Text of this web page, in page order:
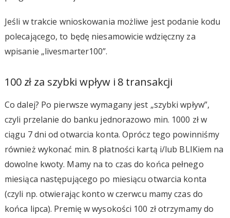
Jeśli w trakcie wnioskowania możliwe jest podanie kodu
polecającego, to będę niesamowicie wdzięczny za
wpisanie „livesmarter100”.
100 zł za szybki wpływ i 8 transakcji
Co dalej? Po pierwsze wymagany jest „szybki wpływ”,
czyli przelanie do banku jednorazowo min. 1000 zł w
ciągu 7 dni od otwarcia konta. Oprócz tego powinniśmy
również wykonać min. 8 płatności kartą i/lub BLIKiem na
dowolne kwoty. Mamy na to czas do końca pełnego
miesiąca następującego po miesiącu otwarcia konta
(czyli np. otwierając konto w czerwcu mamy czas do
końca lipca). Premię w wysokości 100 zł otrzymamy do